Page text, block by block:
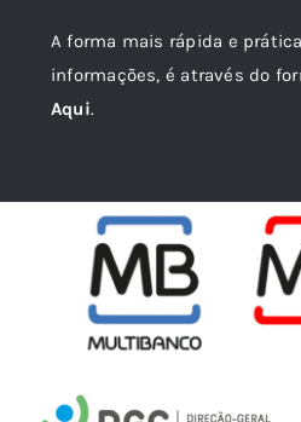
A forma mais rápida e
informações, é através do
Aqui.